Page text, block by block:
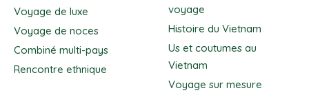
Voyage de luxe
Voyage de noces
Combiné multi-pays
Rencontre ethnique
voyage
Histoire du Vietnam
Us et coutumes au
Vietnam
Voyage sur mesure